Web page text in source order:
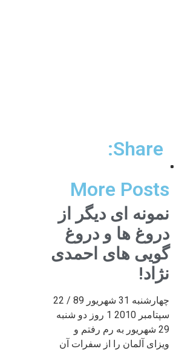
Share:
More Posts
نمونه ای دیگر از
دروغ ها و دروغ
گویی های احمدی
نژاد!
چهارشنبه 31 شهریور 89 / 22
سپتامبر 2010 1 روز دو شنبه
29 شهریور به رم رفتم و
ویزای آلمان را از سفرات آن